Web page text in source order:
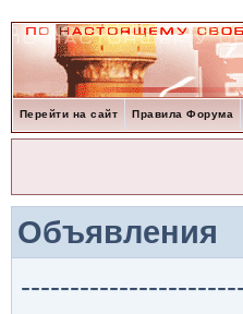
Перейти на сайт Правила Форума
Объявления